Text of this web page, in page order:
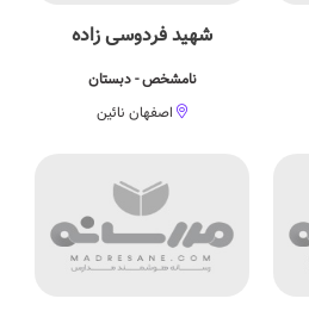
شهید فردوسی زاده
نامشخص - دبستان
اصفهان نائین